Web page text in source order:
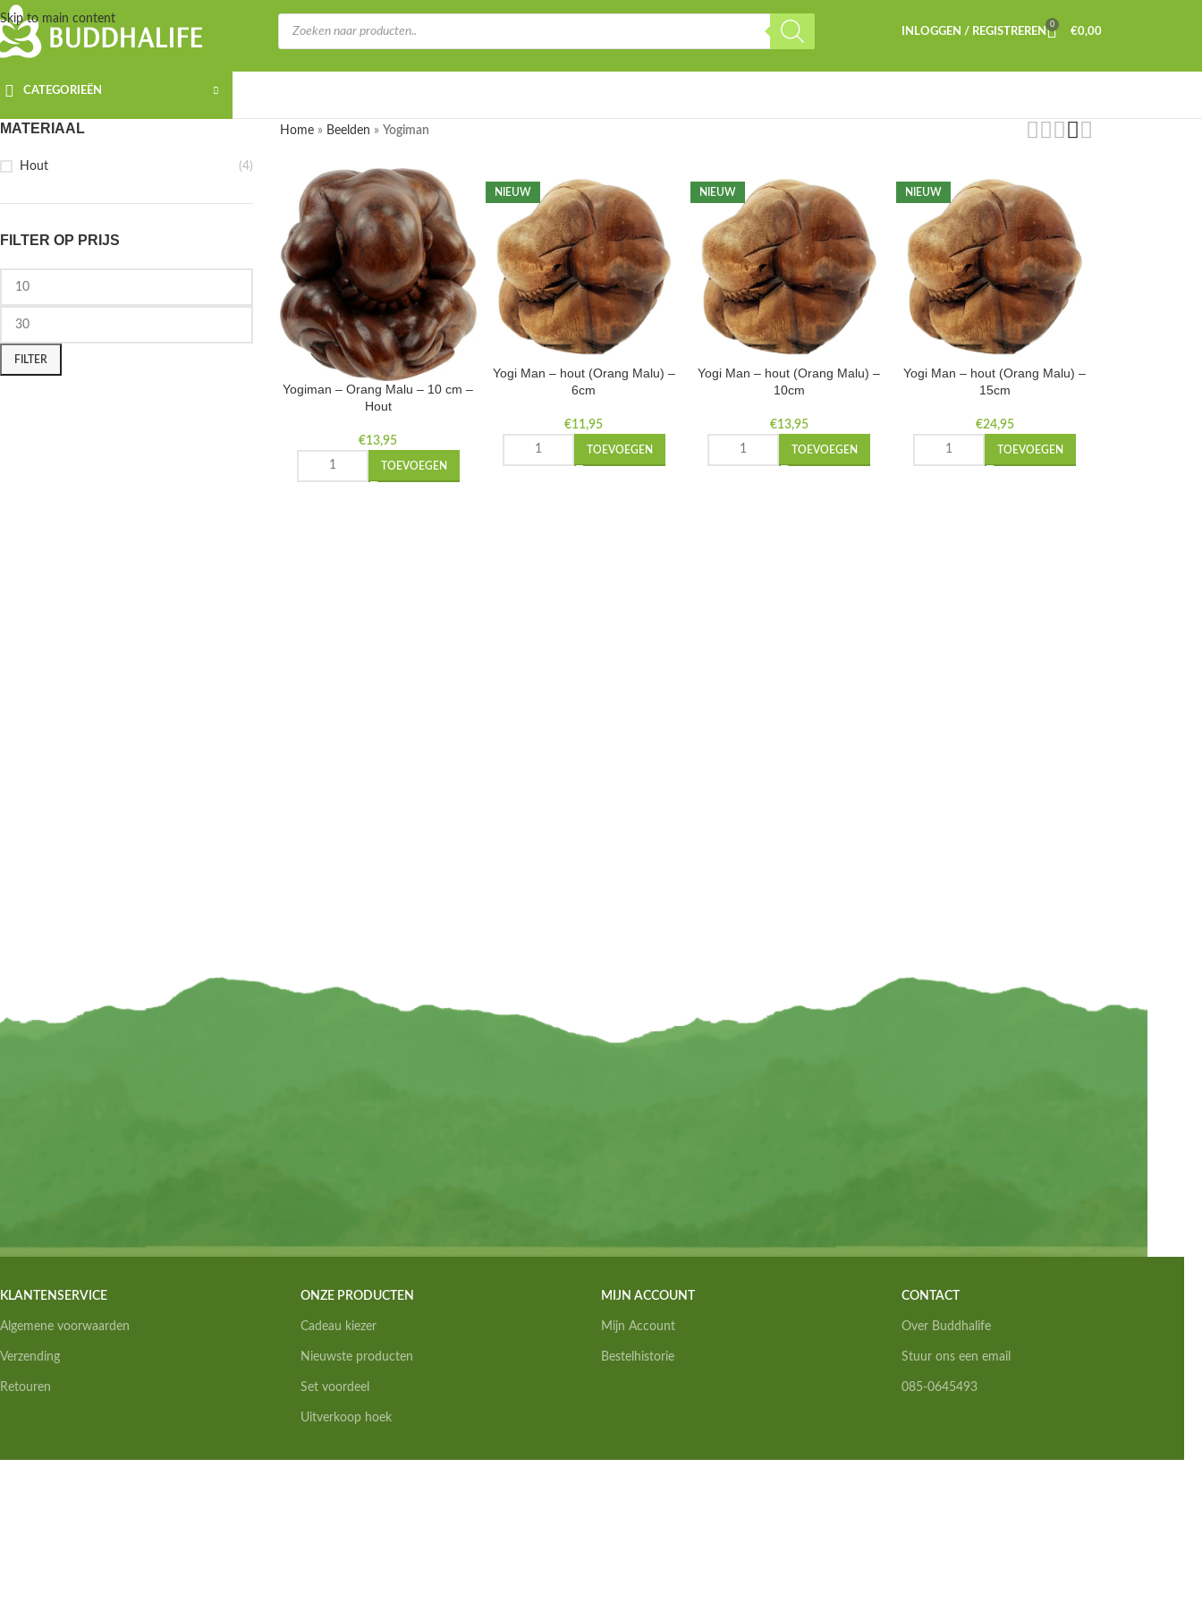
Skip to main content
INLOGGEN / REGISTREREN
0
€0,00
CATEGORIEËN
MATERIAAL
Hout (4)
FILTER OP PRIJS
FILTER
Home» Beelden » Yogiman
Yogiman – Orang Malu – 10 cm –
Hout
€13,95
TOEVOEGEN
NIEUW
Yogi Man – hout (Orang Malu) –
6cm
€11,95
TOEVOEGEN
NIEUW
Yogi Man – hout (Orang Malu) –
10cm
€13,95
TOEVOEGEN
NIEUW
Yogi Man – hout (Orang Malu) –
15cm
€24,95
TOEVOEGEN
KLANTENSERVICE
Algemene voorwaarden
Verzending
Retouren
ONZE PRODUCTEN
Cadeau kiezer
Nieuwste producten
Set voordeel
Uitverkoop hoek
MIJN ACCOUNT
Mijn Account
Bestelhistorie
CONTACT
Over Buddhalife
Stuur ons een email
085-0645493